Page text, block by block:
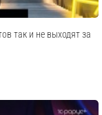
так и не выходят за